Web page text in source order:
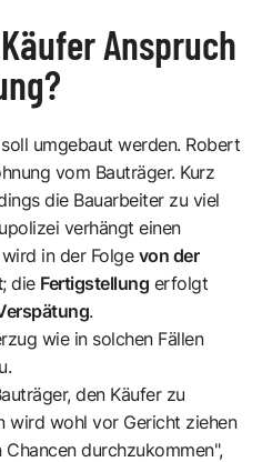
Anspruch
umgebaut werden. Robert
vom Bauträger. Kurz
die Bauarbeiter zu viel
verhängt einen
wird in der Folge von der
; die Fertigstellung erfolgt
.
wie in solchen Fällen
den Käufer zu
wird wohl vor Gericht ziehen
durchzukommen",